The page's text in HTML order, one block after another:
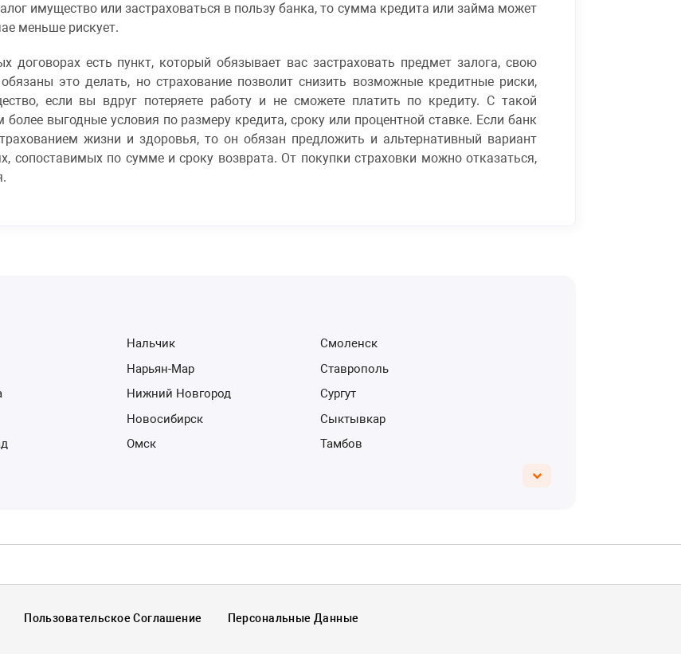
имущество или застраховаться в пользу банка, то сумма кредита или займа может
меньше рискует.
договорах есть пункт, который обязывает вас застраховать предмет залога, свою
это делать, но страхование позволит снизить возможные кредитные риски,
если вы вдруг потеряете работу и не сможете платить по кредиту. С такой
выгодные условия по размеру кредита, сроку или процентной ставке. Если банк
жизни и здоровья, то он обязан предложить и альтернативный вариант
сопоставимых по сумме и сроку возврата. От покупки страховки можно отказаться,
Нальчик
Нарьян-Мар
Нижний Новгород
Новосибирск
Омск
Смоленск
Ставрополь
Сургут
Сыктывкар
Тамбов
Пользовательское Соглашение Персональные Данные